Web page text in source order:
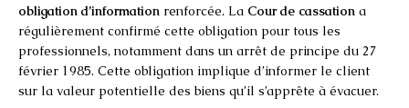
obligation d’information renforcée. La Cour de cassation a
régulièrement confirmé cette obligation pour tous les
professionnels, notamment dans un arrêt de principe du 27
février 1985. Cette obligation implique d’informer le client
sur la valeur potentielle des biens qu’il s’apprête à évacuer.